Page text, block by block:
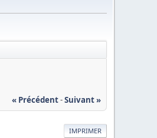
« Précédent-Suivant »
IMPRIMER